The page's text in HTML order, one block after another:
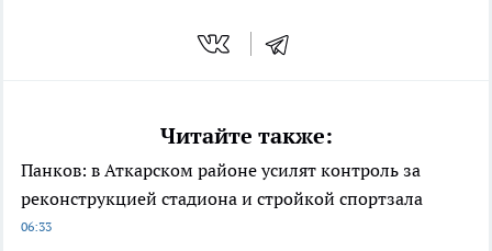
Читайте также:
Панков: в Аткарском районе усилят контроль за
реконструкцией стадиона и стройкой спортзала
06:33